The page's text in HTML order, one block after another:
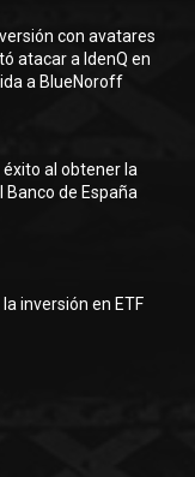
con avatares
atacar a IdenQ en
a BlueNoroff
al obtener la
Banco de España
inversión en ETF